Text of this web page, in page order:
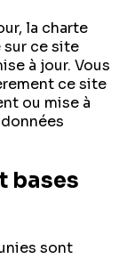
la charte
sur ce site
à jour. Vous
ce site
ou mise à
bases
sont